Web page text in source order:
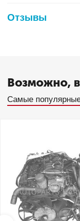
Отзывы
Возможно,
Самые